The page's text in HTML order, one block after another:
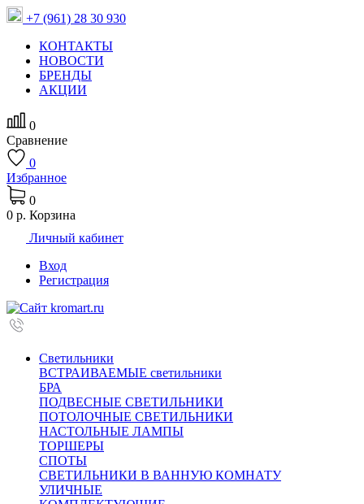
+7 (961) 28 30 930
КОНТАКТЫ
НОВОСТИ
БРЕНДЫ
АКЦИИ
0
Сравнение
0
Избранное
0
0 р. Корзина
Личный кабинет
Вход
Регистрация
Светильники
ВСТРАИВАЕМЫЕ светильники
БРА
ПОДВЕСНЫЕ СВЕТИЛЬНИКИ
ПОТОЛОЧНЫЕ СВЕТИЛЬНИКИ
НАСТОЛЬНЫЕ ЛАМПЫ
ТОРШЕРЫ
СПОТЫ
СВЕТИЛЬНИКИ В ВАННУЮ КОМНАТУ
УЛИЧНЫЕ